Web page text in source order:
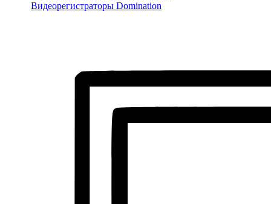
Видеорегистраторы Domination